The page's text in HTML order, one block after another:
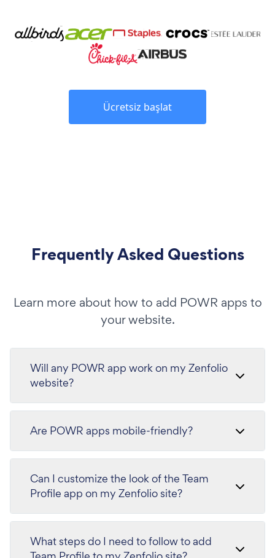
Ücretsiz başlat
Frequently Asked Questions
Learn more about how to add POWR apps to
your website.
Will any POWR app work on my Zenfolio
website?
Are POWR apps mobile-friendly?
Can I customize the look of the Team
Profile app on my Zenfolio site?
What steps do I need to follow to add